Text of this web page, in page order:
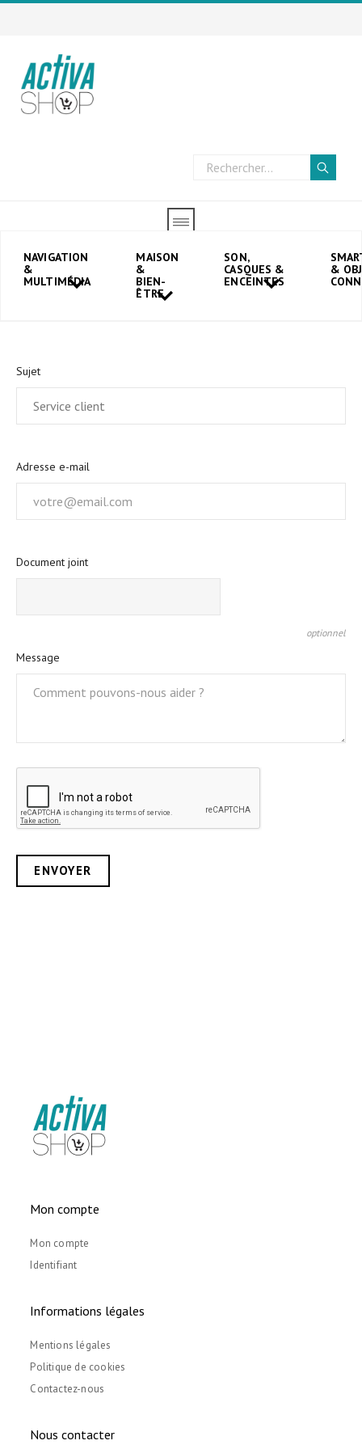
NAVIGATION
&
MULTIMÉDIA
MAISON
&
BIEN-
ÊTRE
SON,
CASQUES &
ENCEINTES
&
Accueil → Contactez-nous
Sujet
Adresse e-mail
Document joint
optionnel
Message
Mon compte
Mon compte
Identifiant
Informations légales
Mentions légales
Politique de cookies
Contactez-nous
Nous contacter